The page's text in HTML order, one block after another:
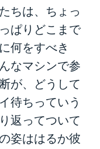
ちは、ちょっ
ぱりどこまで
何をすべき
なマシンで参
が、どうして
待ちっていう
返ってついて
姿ははるか彼